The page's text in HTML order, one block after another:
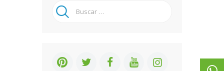
Buscar: